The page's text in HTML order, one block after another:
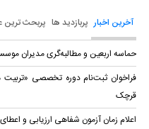
آخرین اخبار پربازدید ها پربحث ترین
حماسه اربعین و مطالبه‌گری مدیران
فراخوان ثبت‌نام دوره تخصصی
قرچک
اعلام زمان آزمون شفاهی ارزیابی و